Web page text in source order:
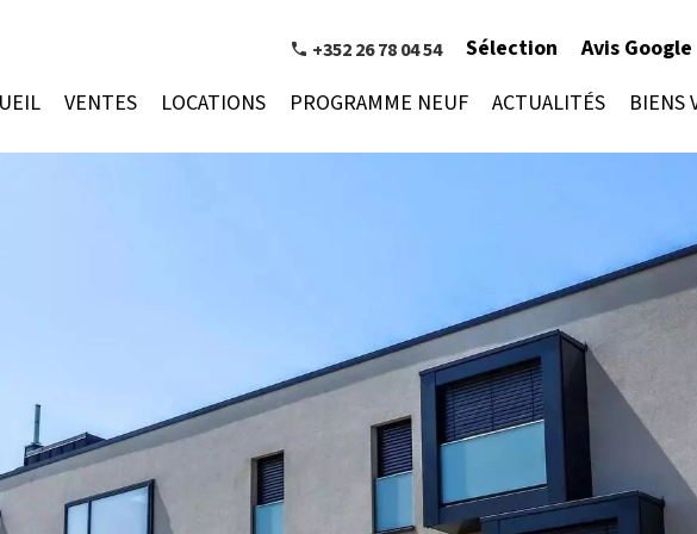
+352 26 78 04 54 Sélection
Avis Google
VENTES LOCATIONS PROGRAMME NEUF ACTUALITÉS BIENS